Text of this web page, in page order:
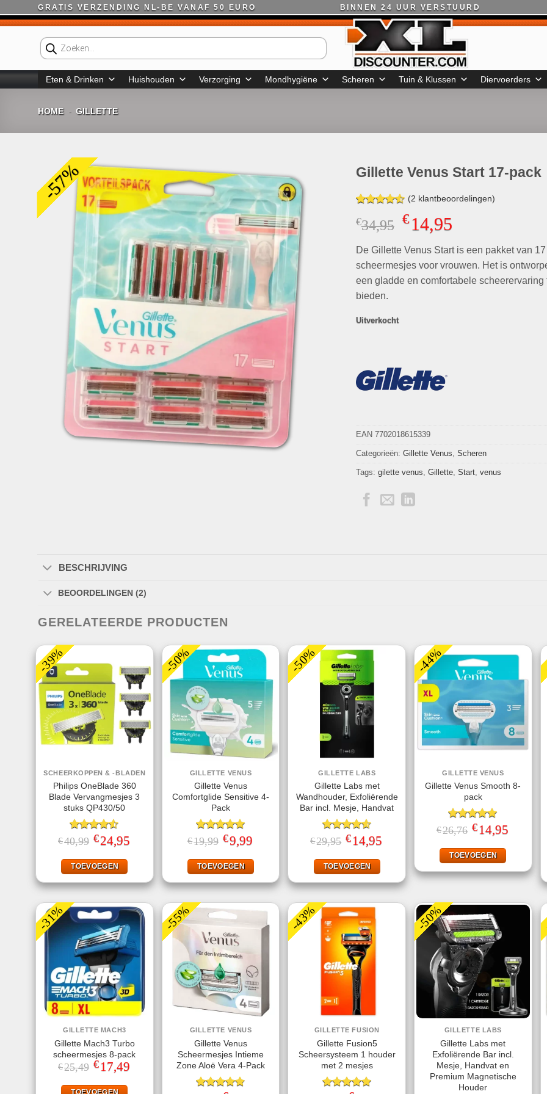
naar
GRATIS VERZENDING NL-BE VANAF 50 EURO BINNEN 24 UUR VERSTUURD
Producten
zoeken
Eten & Drinken Huishouden Verzorging Mondhygiëne Scheren Tuin & Klussen Diervoerders
HOME - GILLETTE
-57% Gillette Venus Start 17-pack
Gewaardeerd
4.50op 5
gebaseerd
waarderingen
(2 klantbeoordelingen)
€34,95 Oorspronkelijke
was:
€34,95.
€14,95Huidige
is:
€14,95.
De Gillette Venus Start is een pakket van 17
scheermesjes voor vrouwen. Het is
een gladde en comfortabele scheerervaring
bieden.
Uitverkocht
EAN 7702018615339
Categorieën: Gillette Venus, Scheren
Tags: gilette venus, Gillette, Start, venus
BESCHRIJVING
BEOORDELINGEN (2)
GERELATEERDE PRODUCTEN
-39%
SCHEERKOPPEN & -BLADEN
Philips OneBlade 360
Blade Vervangmesjes 3
stuks QP430/50
Gewaardeerd
4.50uit 5
€40,99 Oorspronkelijke
prijs
€40,99.
€24,95prijs
TOEVOEGEN
-50%
GILLETTE VENUS
Gillette Venus
Comfortglide Sensitive 4-
Pack
Gewaardeerd
5.00 uit 5
€19,99 Oorspronkelijke
prijs
€19,99.
€9,99Huidige
€9,99.
TOEVOEGEN
-50%
GILLETTE LABS
Gillette Labs met
Wandhouder, Exfoliërende
Bar incl. Mesje, Handvat
Gewaardeerd
4.57uit 5
€29,95 Oorspronkelijke
prijs
€29,95.
€ 14,95prijs
TOEVOEGEN
-44%
GILLETTE VENUS
Gillette Venus Smooth 8-
pack
Gewaardeerd
5.00uit 5
€26,76 Oorspronkelijke
prijs
€26,76.
€ 14,95prijs
TOEVOEGEN
-31%
GILLETTE MACH3
Gillette Mach3 Turbo
scheermesjes 8-pack
€25,49 Oorspronkelijke
prijs
€25,49.
€ 17,49Huidige
TOEVOEGEN
-55%
GILLETTE VENUS
Gillette Venus
Scheermesjes Intieme
Zone Aloë Vera 4-Pack
-43%
GILLETTE FUSION
Gillette Fusion5
Scheersysteem 1 houder
met 2 mesjes
-50%
GILLETTE LABS
Gillette Labs met
Exfoliërende Bar incl.
Mesje, Handvat en
Premium Magnetische
Houder